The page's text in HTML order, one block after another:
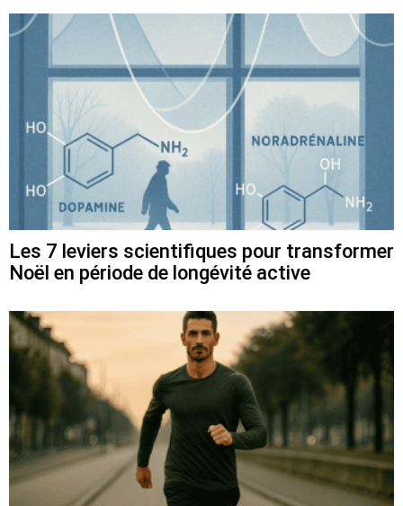
Les 7 leviers scientifiques pour transformer
Noël en période de longévité active